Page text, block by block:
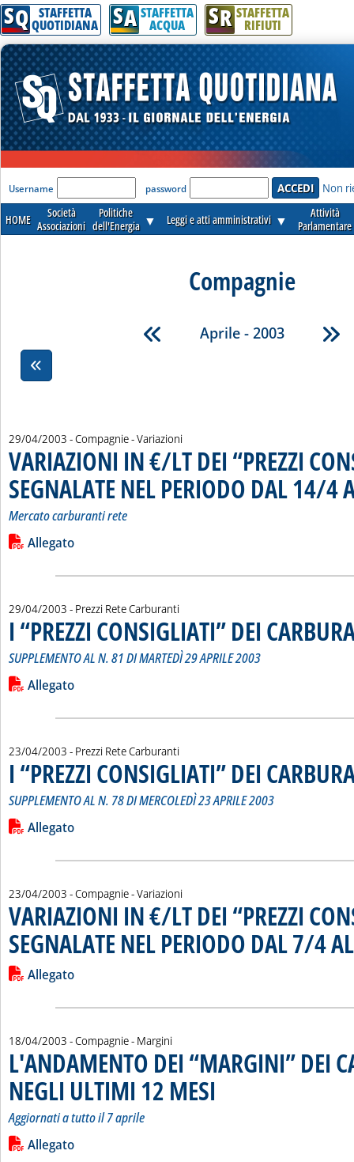
SQ STAFFETTA
QUOTIDIANA SA STAFFETTA
ACQUA SR STAFFETTA
RIFIUTI
'Modulo Login per accedere'
Username password Non
HOME
Società
Associazioni
Politiche
dell'Energia ▼ Leggi e atti amministrativi ▼
Attività
Parlamentare
Compagnie
Aprile - 2003
29/04/2003 - Compagnie - Variazioni
VARIAZIONI IN €/LT DEI “PREZZI
SEGNALATE NEL PERIODO DAL 14/4
Mercato carburanti rete
Leggi tutta la notizia: 'VARIAZIONI IN €/LT DEI “PREZZI
Lista allegati PDF alla notizia
Allegato
29/04/2003 - Prezzi Rete Carburanti
I “PREZZI CONSIGLIATI” DEI
SUPPLEMENTO AL N. 81 DI MARTEDÌ 29 APRILE 2003
Leggi tutta la notizia: 'I “PREZZI CONSIGLIATI” DEI
Lista allegati PDF alla notizia
Allegato
23/04/2003 - Prezzi Rete Carburanti
I “PREZZI CONSIGLIATI” DEI
SUPPLEMENTO AL N. 78 DI MERCOLEDÌ 23 APRILE 2003
Leggi tutta la notizia: 'I “PREZZI CONSIGLIATI” DEI
Lista allegati PDF alla notizia
Allegato
23/04/2003 - Compagnie - Variazioni
VARIAZIONI IN €/LT DEI “PREZZI
SEGNALATE NEL PERIODO DAL 7/4
Leggi tutta la notizia: 'VARIAZIONI IN €/LT DEI “PREZZI
Lista allegati PDF alla notizia
Allegato
18/04/2003 - Compagnie - Margini
L'ANDAMENTO DEI “MARGINI” DEI
NEGLI ULTIMI 12 MESI
Aggiornati a tutto il 7 aprile
Leggi tutta la notizia: 'L'ANDAMENTO DEI “MARGINI” DEI
Lista allegati PDF alla notizia
Allegato